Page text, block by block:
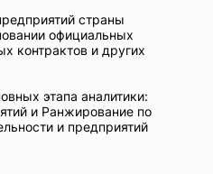
страны
официальных
контрактов и других
этапа аналитики:
и Ранжирование по
и предприятий